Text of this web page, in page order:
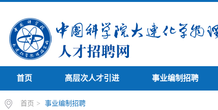
首页 高层次人才引进 事业编制招聘
首页 > 事业编制招聘